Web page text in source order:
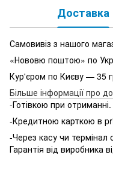
Доставка
Самовивіз з нашого
«Нововю поштою» по
Кур'єром по Києву — 35
Більше інформації про
-Готівкою при отриманні.
-Кредитною карткою в
-Через касу чи
Гарантія від виробника